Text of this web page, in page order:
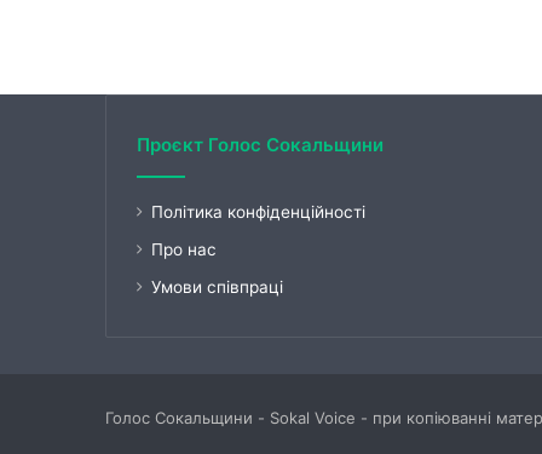
Проєкт Голос Сокальщини
Політика конфіденційності
Про нас
Умови співпраці
Голос Сокальщини - Sokal Voice - при копіюванні